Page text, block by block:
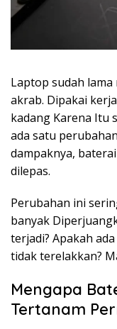
Laptop sudah
akrab. Dipakai
kadang Karena Itu
ada satu
dampaknya,
dilepas.
Perubahan ini
banyak
terjadi? Apakah
tidak terelakkan?
Mengapa
Tertanam